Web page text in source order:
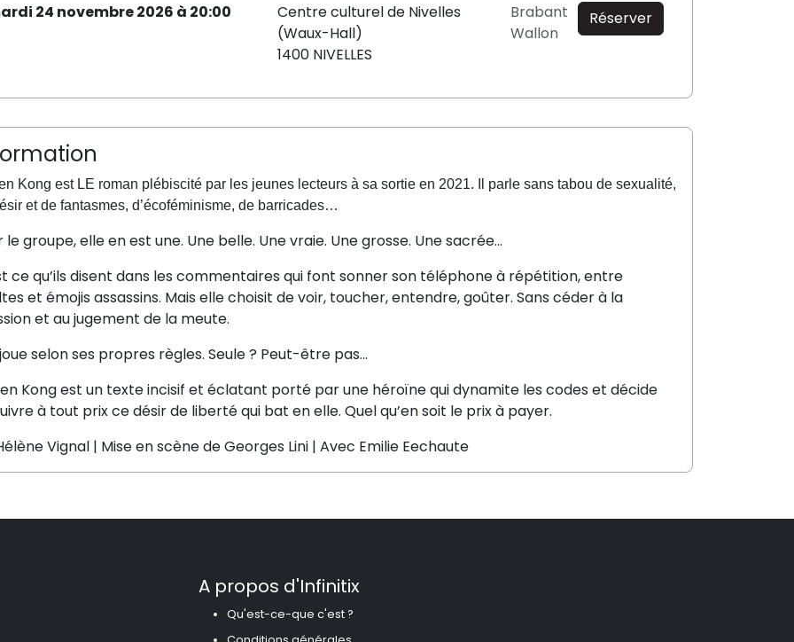
24 novembre 2026 à 20:00
Centre culturel de Nivelles
(Waux-Hall)
1400 NIVELLES
Brabant
Wallon
Réserver
Kong est LE roman plébiscité par les jeunes lecteurs à sa sortie en 2021. Il parle sans tabou de sexualité,
et de fantasmes, d’écoféminisme, de barricades…
le groupe, elle en est une. Une belle. Une vraie. Une grosse. Une sacrée…
ce qu’ils disent dans les commentaires qui font sonner son téléphone à répétition, entre
et émojis assassins. Mais elle choisit de voir, toucher, entendre, goûter. Sans céder à la
et au jugement de la meute.
selon ses propres règles. Seule ? Peut-être pas...
Kong est un texte incisif et éclatant porté par une héroïne qui dynamite les codes et décide
à tout prix ce désir de liberté qui bat en elle. Quel qu’en soit le prix à payer.
Vignal | Mise en scène de Georges Lini | Avec Emilie Eechaute
A propos d'Infinitix
Qu'est-ce-que c'est ?